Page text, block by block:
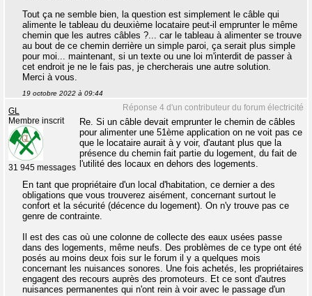
Tout ça ne semble bien, la question est simplement le câble qui
alimente le tableau du deuxième locataire peut-il emprunter le même
chemin que les autres câbles ?... car le tableau à alimenter se trouve
au bout de ce chemin derrière un simple paroi, ça serait plus simple
pour moi... maintenant, si un texte ou une loi m'interdit de passer à
cet endroit je ne le fais pas, je chercherais une autre solution.
Merci à vous.
19 octobre 2022 à 09:44
Réponse 4 d'un contributeur du forum électricité
GL
Membre inscrit
31 945 messages
Re. Si un câble devait emprunter le chemin de câbles
pour alimenter une 51ème application on ne voit pas ce
que le locataire aurait à y voir, d'autant plus que la
présence du chemin fait partie du logement, du fait de
l'utilité des locaux en dehors des logements.
En tant que propriétaire d'un local d'habitation, ce dernier a des
obligations que vous trouverez aisément, concernant surtout le
confort et la sécurité (décence du logement). On n'y trouve pas ce
genre de contrainte.
Il est des cas où une colonne de collecte des eaux usées passe
dans des logements, même neufs. Des problèmes de ce type ont été
posés au moins deux fois sur le forum il y a quelques mois
concernant les nuisances sonores. Une fois achetés, les propriétaires
engagent des recours auprès des promoteurs. Et ce sont d'autres
nuisances permanentes qui n'ont rein à voir avec le passage d'un